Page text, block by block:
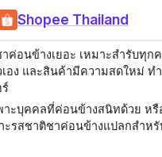
Shopee Thailand
ค่อนข้างเยอะ เหมาะสำรับทุก
เอง และสินค้ามีความสดใหม่ ท
าะบุคคลที่ค่อนข้างสนิทด้วย ห
ะรสชาติชาค่อนข้างแปลกสำห